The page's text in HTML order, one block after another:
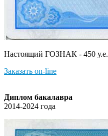
Настоящий ГОЗНАК - 450 у.е.
Заказать on-line
Диплом бакалавра
2014-2024 года